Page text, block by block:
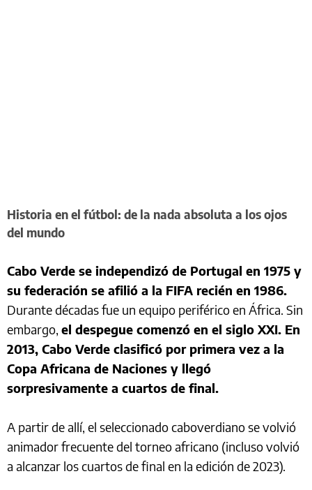
Historia en el fútbol: de la nada absoluta a los ojos
del mundo
Cabo Verde se independizó de Portugal en 1975 y
su federación se afilió a la FIFA recién en 1986.
Durante décadas fue un equipo periférico en África. Sin
embargo, el despegue comenzó en el siglo XXI. En
2013, Cabo Verde clasificó por primera vez a la
Copa Africana de Naciones y llegó
sorpresivamente a cuartos de final.
A partir de allí, el seleccionado caboverdiano se volvió
animador frecuente del torneo africano (incluso volvió
a alcanzar los cuartos de final en la edición de 2023).